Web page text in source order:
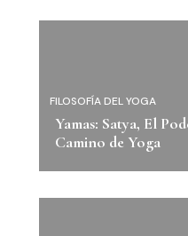
FILOSOFÍA DEL YOGA
Yamas: Satya, El
Camino de Yoga